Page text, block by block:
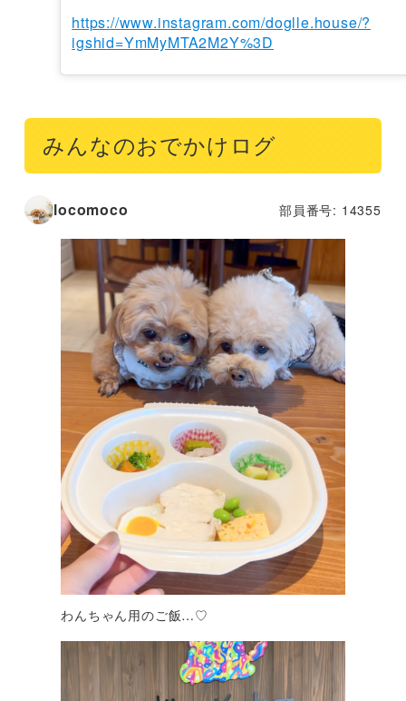
https://www.instagram.com/doglle.house/?
igshid=YmMyMTA2M2Y%3D
みんなのおでかけログ
locomoco 部員番号: 14355
わんちゃん用のご飯…♡